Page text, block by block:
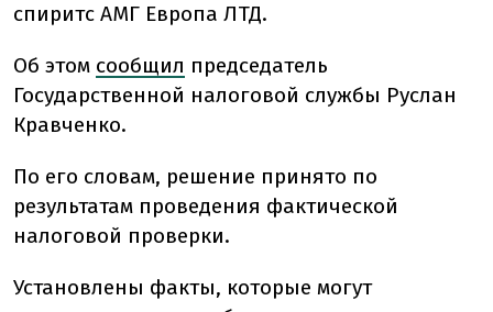
спиритс АМГ Европа ЛТД.
Об этом сообщил председатель
Государственной налоговой службы Руслан
Кравченко.
По его словам, решение принято по
результатам проведения фактической
налоговой проверки.
Установлены факты, которые могут